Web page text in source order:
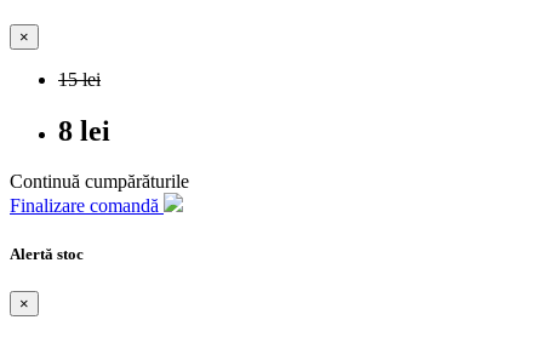
×
15 lei
8 lei
Continuă cumpărăturile
Finalizare comandă
Alertă stoc
×